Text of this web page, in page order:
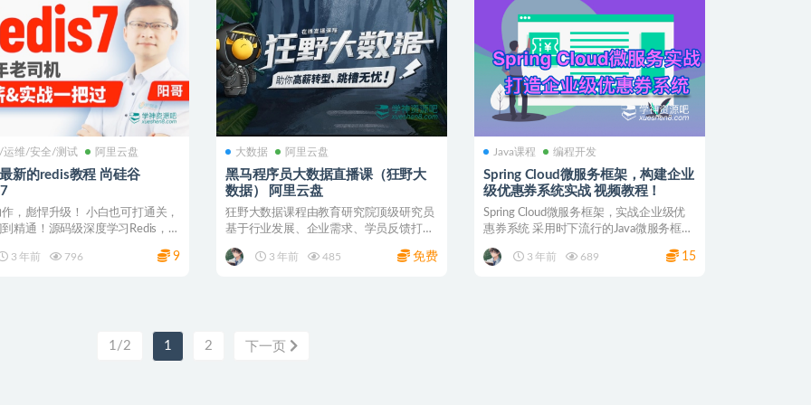
运维/安全/测试 阿里云盘
新的redis教程 尚硅谷
，彪悍升级！ 小白也可打通关，
精通！源码级深度学习Redis，剖
3 年前
796 9
大数据 阿里云盘
黑马程序员大数据直播课（狂野大
数据） 阿里云盘
狂野大数据课程由教育研究院顶级研究员
基于行业发展、企业需求、学员反馈打造
3 年前
485 免费
Java课程 编程开发
Spring Cloud微服务框架，构建企业
级优惠券系统实战 视频教程！
Spring Cloud微服务框架，实战企业级优
惠券系统 采用时下流行的Java微服务框架
3 年前
689 15
1/2 1 2 下一页